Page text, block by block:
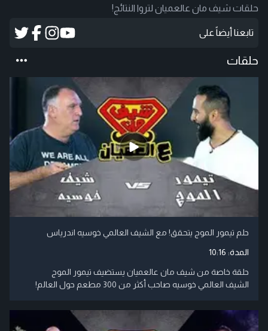
حلقات شيف مان عالعميان لتروا النتائج!
تابعنا أيضاً على
حلقات
حلم تيمور الموج يتحقق! مع الشيف العالمي خوسيه اندرياس
المدة: 10:16
حلقة خاصة من شيف مان عالعميان يستضيف تيمور الموج
الشيف العالمي خوسيه صاحب أكثر من 300 مطعم حول العالم!